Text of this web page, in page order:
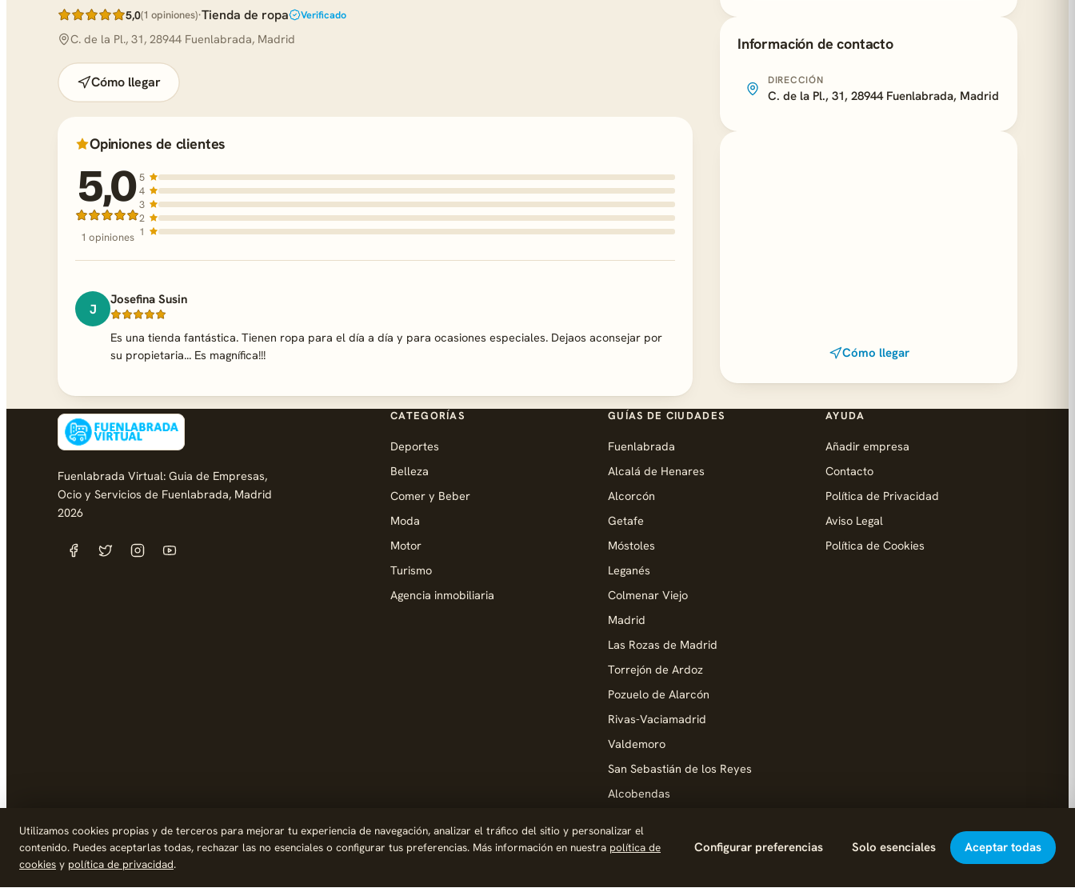
5,0(1 opiniones)·Tienda de ropa Verificado
C. de la Pl., 31, 28944 Fuenlabrada, Madrid
Cómo llegar
Opiniones de clientes
5,0
1 opiniones
5
4
3
2
1
J
Josefina Susin
Es una tienda fantástica. Tienen ropa para el día a día y para ocasiones especiales. Dejaos aconsejar por
su propietaria... Es magnífica!!!
Información de contacto
DIRECCIÓN
C. de la Pl., 31, 28944 Fuenlabrada, Madrid
Cómo llegar
Fuenlabrada Virtual: Guia de Empresas,
Ocio y Servicios de Fuenlabrada, Madrid
2026
CATEGORÍAS
Deportes
Belleza
Comer y Beber
Moda
Motor
Turismo
Agencia inmobiliaria
GUÍAS DE CIUDADES
Fuenlabrada
Alcalá de Henares
Alcorcón
Getafe
Móstoles
Leganés
Colmenar Viejo
Madrid
Las Rozas de Madrid
Torrejón de Ardoz
Pozuelo de Alarcón
Rivas-Vaciamadrid
Valdemoro
San Sebastián de los Reyes
Alcobendas
Parla
AYUDA
Añadir empresa
Contacto
Política de Privacidad
Aviso Legal
Política de Cookies
© 2026 Palike Networks, S.L.U. Hecho con cariño en Fuenlabrada
Utilizamos cookies propias y de terceros para mejorar tu experiencia de navegación, analizar el tráfico del sitio y personalizar el
contenido. Puedes aceptarlas todas, rechazar las no esenciales o configurar tus preferencias. Más información en nuestra política de
cookies y política de privacidad.
Configurar preferencias Solo esenciales Aceptar todas